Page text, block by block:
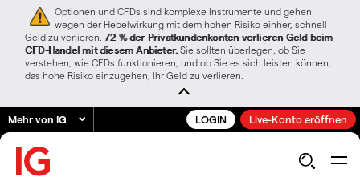
Optionen und CFDs sind komplexe Instrumente und gehen
wegen der Hebelwirkung mit dem hohen Risiko einher, schnell
Geld zu verlieren. 72 % der Privatkundenkonten verlieren Geld beim
CFD-Handel mit diesem Anbieter. Sie sollten überlegen, ob Sie
verstehen, wie CFDs funktionieren, und ob Sie es sich leisten können,
das hohe Risiko einzugehen, Ihr Geld zu verlieren.
Mehr von IG LOGIN Live-Konto eröffnen